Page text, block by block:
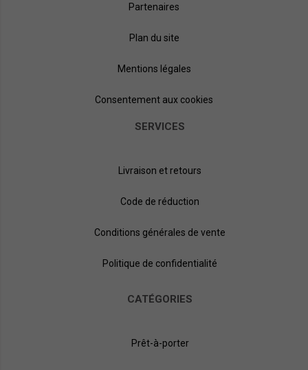
Partenaires
Plan du site
Mentions légales
Consentement aux cookies
SERVICES
Livraison et retours
Code de réduction
Conditions générales de vente
Politique de confidentialité
CATÉGORIES
Prêt-à-porter